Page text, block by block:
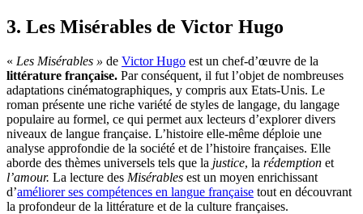
3. Les Misérables de Victor Hugo
« Les Misérables » de Victor Hugo est un chef-d’œuvre de la
littérature française. Par conséquent, il fut l’objet de nombreuses
adaptations cinématographiques, y compris aux Etats-Unis. Le
roman présente une riche variété de styles de langage, du langage
populaire au formel, ce qui permet aux lecteurs d’explorer divers
niveaux de langue française. L’histoire elle-même déploie une
analyse approfondie de la société et de l’histoire françaises. Elle
aborde des thèmes universels tels que la justice, la rédemption et
l’amour. La lecture des Misérables est un moyen enrichissant
d’améliorer ses compétences en langue française tout en découvrant
la profondeur de la littérature et de la culture françaises.